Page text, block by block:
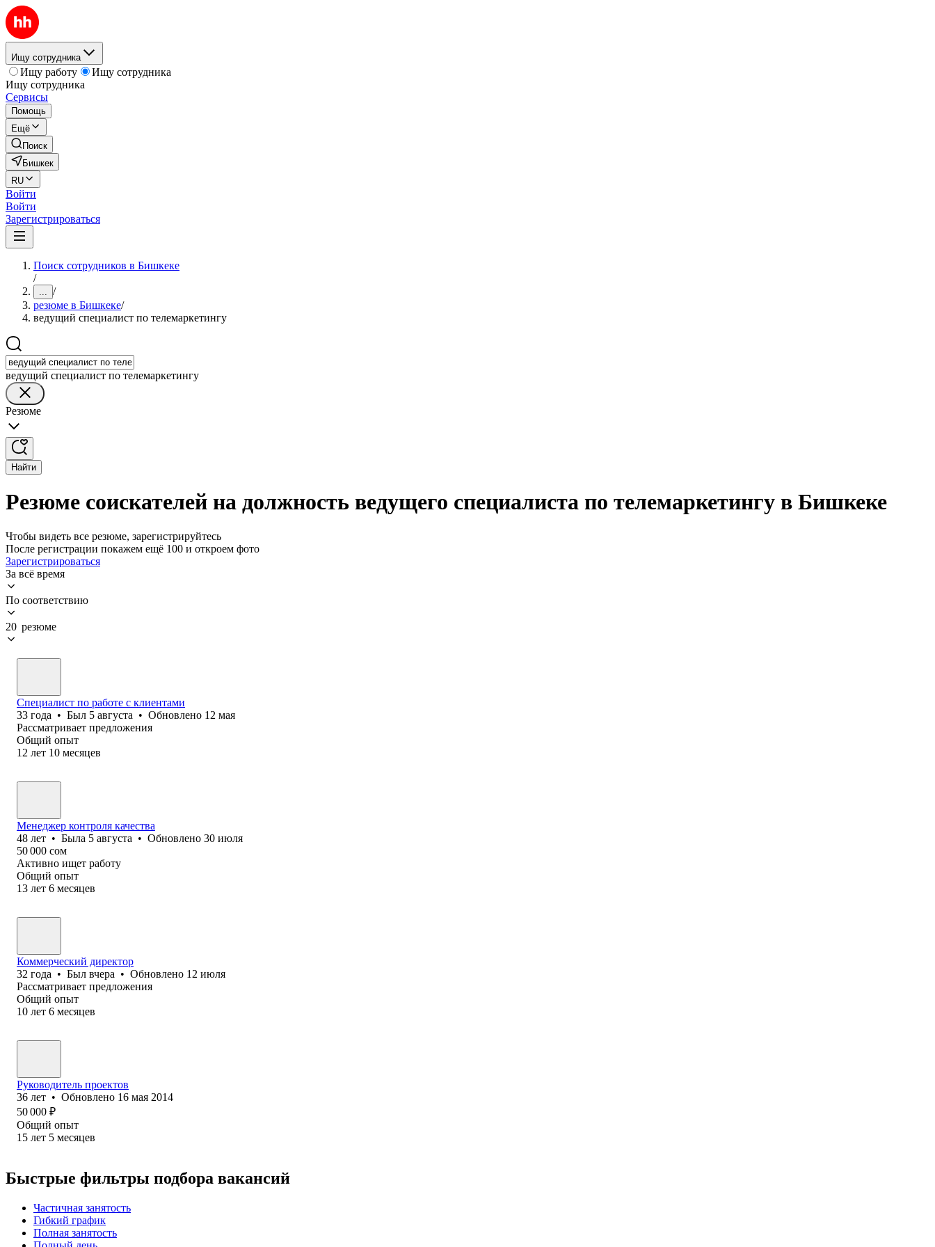
Ищу сотрудника
Ищу работу
Ищу сотрудника
Ищу сотрудника
Сервисы
Помощь
Ещё
Поиск
Бишкек
RU
Войти
Войти
Зарегистрироваться
Поиск сотрудников в Бишкеке
/
... /
резюме в Бишкеке/
ведущий специалист по телемаркетингу
ведущий специалист по телемаркетингу
Резюме
Найти
Резюме соискателей на должность ведущего специалиста по телемаркетингу в Бишкеке
Чтобы видеть все резюме, зарегистрируйтесь
После регистрации покажем ещё 100 и откроем фото
Зарегистрироваться
За всё время
По соответствию
20 резюме
Специалист по работе с клиентами
33 года • Был 5 августа • Обновлено 12 мая
Рассматривает предложения
Общий опыт
12 лет 10 месяцев
Менеджер контроля качества
48 лет • Была 5 августа • Обновлено 30 июля
50 000 сом
Активно ищет работу
Общий опыт
13 лет 6 месяцев
Коммерческий директор
32 года • Был вчера • Обновлено 12 июля
Рассматривает предложения
Общий опыт
10 лет 6 месяцев
Руководитель проектов
36 лет • Обновлено 16 мая 2014
50 000 ₽
Общий опыт
15 лет 5 месяцев
Быстрые фильтры подбора вакансий
Частичная занятость
Гибкий график
Полная занятость